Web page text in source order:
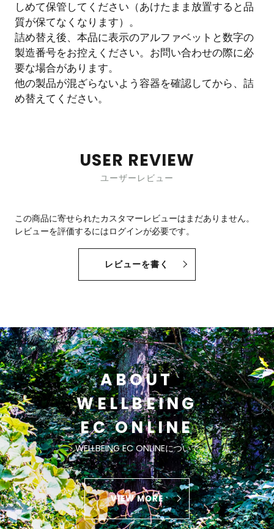
しめて保管してください（あけたまま放置すると品
質が保てなくなります）。
詰め替え後、本品に表示のアルファベットと数字の
製造番号をお控えください。お問い合わせの際に必
要な場合があります。
他の製品が混ざらないよう容器を確認してから、詰
め替えてください。
USER REVIEW
ユーザーレビュー
この商品に寄せられたカスタマーレビューはまだありません。
レビューを評価するにはログインが必要です。
レビューを書く
ABOUT
WELLBEING
EC ONLINE
WELLBEING EC ONLINEについて
VIEW MORE